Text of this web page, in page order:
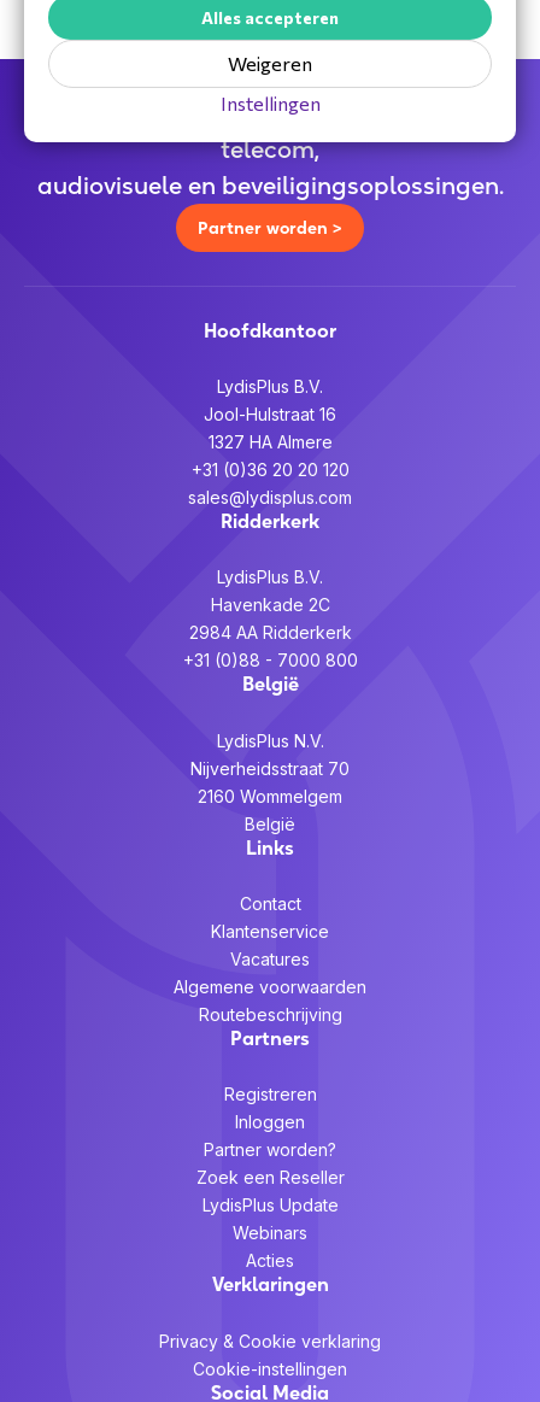
Jouw full service distributeur voor alle
telecom,
audiovisuele en beveiligingsoplossingen.
Partner worden >
Hoofdkantoor
LydisPlus B.V.
Jool-Hulstraat 16
1327 HA Almere
+31 (0)36 20 20 120
sales@lydisplus.com
Ridderkerk
LydisPlus B.V.
Havenkade 2C
2984 AA Ridderkerk
+31 (0)88 - 7000 800
België
LydisPlus N.V.
Nijverheidsstraat 70
2160 Wommelgem
België
Links
Contact
Klantenservice
Vacatures
Algemene voorwaarden
Routebeschrijving
Partners
Registreren
Inloggen
Partner worden?
Zoek een Reseller
LydisPlus Update
Webinars
Acties
Verklaringen
Privacy & Cookie verklaring
Cookie-instellingen
Social Media
Instellingen
Weigeren
Alles accepteren